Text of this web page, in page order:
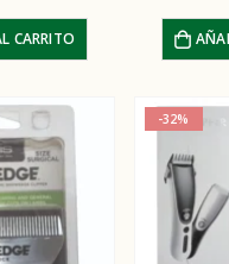
CARRITO
-32%